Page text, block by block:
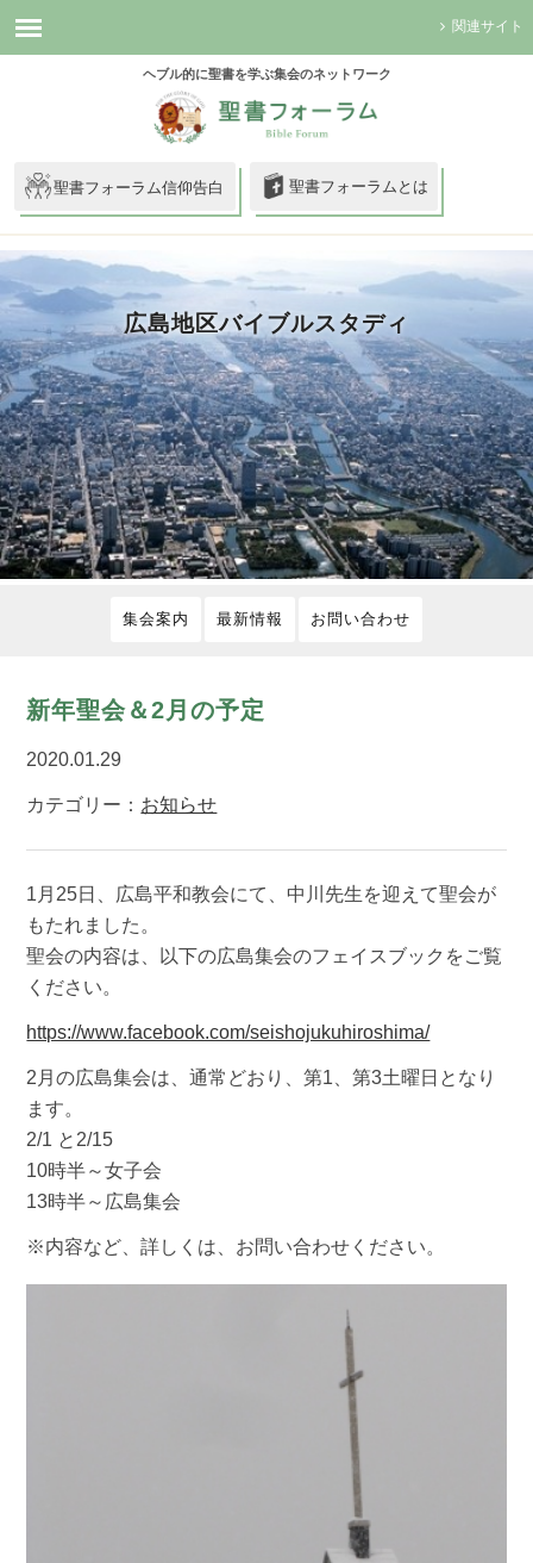
関連サイト
ヘブル的に聖書を学ぶ集会のネットワーク
聖書フォーラム信仰告白 聖書フォーラムとは
広島地区バイブルスタディ
集会案内 最新情報 お問い合わせ
新年聖会＆2月の予定
2020.01.29
カテゴリー： お知らせ
1月25日、広島平和教会にて、中川先生を迎えて聖会が
もたれました。
聖会の内容は、以下の広島集会のフェイスブックをご覧
ください。
https://www.facebook.com/seishojukuhiroshima/
2月の広島集会は、通常どおり、第1、第3土曜日となり
ます。
2/1 と2/15
10時半～女子会
13時半～広島集会
※内容など、詳しくは、お問い合わせください。